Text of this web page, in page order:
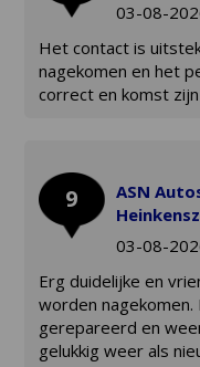
03-08-
Het contact is
nagekomen en het
correct en komst
9
ASN
03-08-
Erg duidelijke en
worden
gerepareerd en
gelukkig weer als